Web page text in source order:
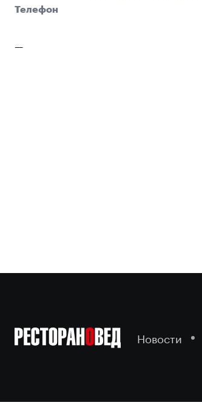
Телефон
—
Новости